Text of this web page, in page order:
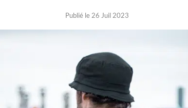
Publié le 26 Juil 2023